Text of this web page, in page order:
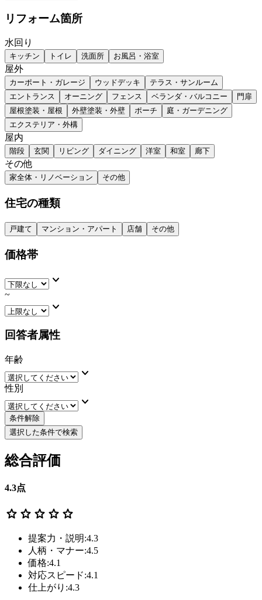
リフォーム箇所
水回り
キッチン トイレ 洗面所 お風呂・浴室
屋外
カーポート・ガレージ ウッドデッキ
テラス・サンルーム
エントランス
オーニング フェンス ベランダ・バルコニー
門扉
屋根塗装・屋根
外壁塗装・外壁 ポーチ
庭・ガーデニング
エクステリア・外構
屋内
階段 玄関 リビング ダイニング 洋室 和室 廊下
その他
家全体・リノベーション その他
住宅の種類
戸建て マンション・アパート 店舗 その他
価格帯
keyboard_arrow_down
~
keyboard_arrow_down
回答者属性
年齢
keyboard_arrow_down
性別
keyboard_arrow_down
条件解除
選択した条件で検索
総合評価
4.3点
star star star star star
提案力・説明:4.3
人柄・マナー:4.5
価格:4.1
対応スピード:4.1
仕上がり:4.3